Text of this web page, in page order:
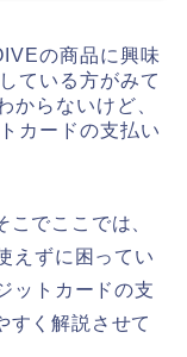
の商品に興味
ている方がみて
からないけど、
カードの支払い
でここでは、
えずに困ってい
ットカードの支
すく解説させて